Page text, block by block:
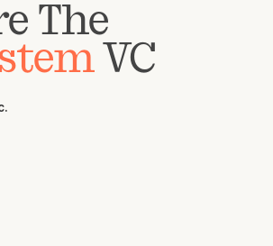
The
VC